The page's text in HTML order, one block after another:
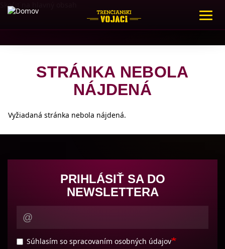
Skočiť na hlavný obsah
STRÁNKA NEBOLA
NÁJDENÁ
Vyžiadaná stránka nebola nájdená.
PRIHLÁSIŤ SA DO
NEWSLETTERA
Súhlasím so spracovaním osobných údajov